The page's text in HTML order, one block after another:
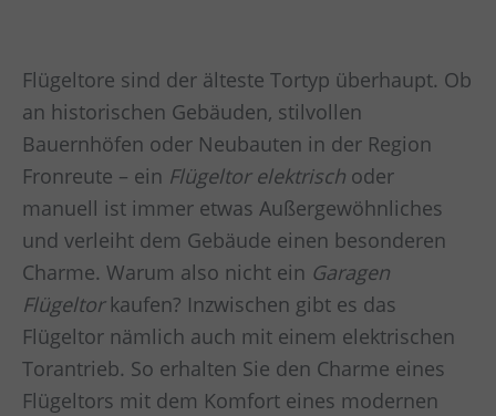
Flügeltore sind der älteste Tortyp überhaupt. Ob
an historischen Gebäuden, stilvollen
Bauernhöfen oder Neubauten in der Region
Fronreute – ein Flügeltor elektrisch oder
manuell ist immer etwas Außergewöhnliches
und verleiht dem Gebäude einen besonderen
Charme. Warum also nicht ein Garagen
Flügeltorkaufen? Inzwischen gibt es das
Flügeltor nämlich auch mit einem elektrischen
Torantrieb. So erhalten Sie den Charme eines
Flügeltors mit dem Komfort eines modernen